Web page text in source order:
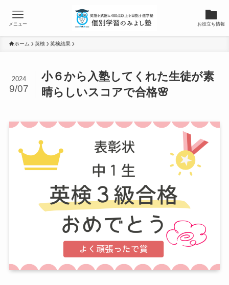
お役立ち情報
メニュー
ホーム 英検 英検結果
小６から入塾してくれた生徒が素
晴らしいスコアで合格🌸
2024
9/07